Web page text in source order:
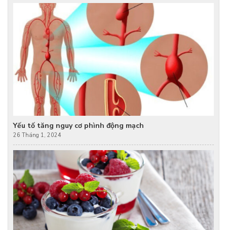
Yếu tố tăng nguy cơ phình động mạch
26 Tháng 1, 2024